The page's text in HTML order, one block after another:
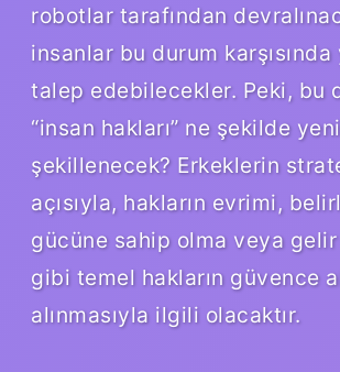
robotlar tarafından
insanlar bu durum
talep edebilecekler. Peki, bu
“insan hakları” ne şekilde
şekillenecek? Erkeklerin
açısıyla, hakların evrimi,
gücüne sahip olma veya
gibi temel hakların güvence
alınmasıyla ilgili olacaktır.